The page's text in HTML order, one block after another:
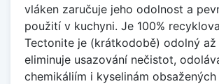
vláken zaručuje jeho odolnost a
použití v kuchyni. Je 100%
Tectonite je (krátkodobě) odolný
eliminuje usazování nečistot,
chemikáliím i kyselinám obsažených